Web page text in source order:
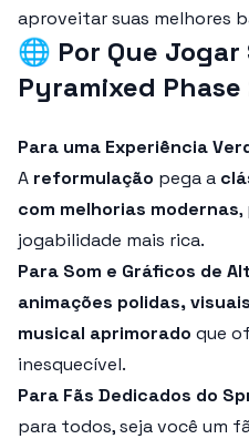
aproveitar suas melhores
🌐 Por Que
Pyramixed Phase
Para uma Experiência
A reformulação pega a
com melhorias modernas,
jogabilidade mais rica.
Para Som e Gráficos de
animações polidas,
musical aprimorado que
inesquecível.
Para Fãs Dedicados do
para todos, seja você um